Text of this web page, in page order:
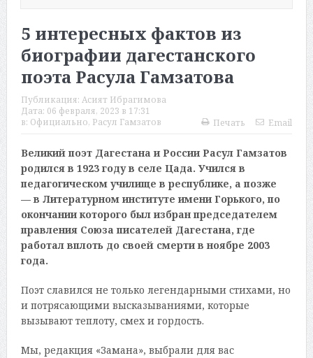
5 интересных фактов из
биографии дагестанского
поэта Расула Гамзатова
Публикация: Асият Ибрагимова
Дата: 06 февраля, 2023 в 17:31
в: Официально, Расул Гамзатов Печать Email
Великий поэт Дагестана и России Расул Гамзатов
родился в 1923 году в селе Цада. Учился в
педагогическом училище в республике, а позже
— в Литературном институте имени Горького, по
окончании которого был избран председателем
правления Союза писателей Дагестана, где
работал вплоть до своей смерти в ноябре 2003
года.
Поэт славился не только легендарными стихами, но
и потрясающими высказываниями, которые
вызывают теплоту, смех и гордость.
Мы, редакция «Замана», выбрали для вас